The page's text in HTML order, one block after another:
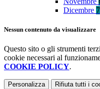
Dicembre 7
Nessun contenuto da visualizzare
Questo sito o gli strumenti
cookie necessari al
COOKIE POLICY.
Personalizza Rifiuta tutti i